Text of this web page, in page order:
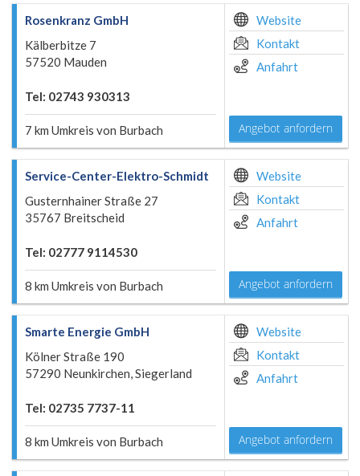
Rosenkranz GmbH
Kälberbitze 7
57520 Mauden
Tel: 02743 930313
7 km Umkreis von Burbach
Website
Kontakt
Anfahrt
Angebot anfordern
Service-Center-Elektro-Schmidt
Gusternhainer Straße 27
35767 Breitscheid
Tel: 02777 9114530
8 km Umkreis von Burbach
Website
Kontakt
Anfahrt
Angebot anfordern
Smarte Energie GmbH
Kölner Straße 190
57290 Neunkirchen, Siegerland
Tel: 02735 7737-11
8 km Umkreis von Burbach
Website
Kontakt
Anfahrt
Angebot anfordern